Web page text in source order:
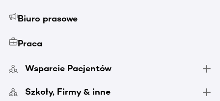
Biuro prasowe
Praca
Wsparcie Pacjentów
Szkoły, Firmy & inne